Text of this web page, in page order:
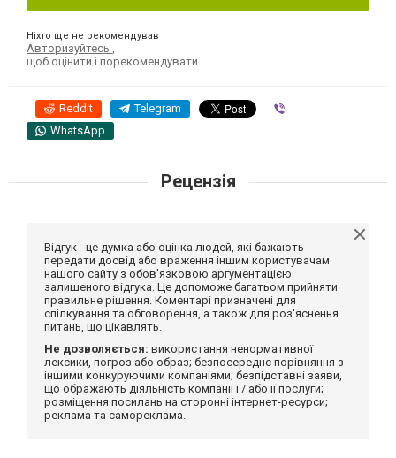
Ніхто ще не рекомендував
Авторизуйтесь
щоб оцінити і порекомендувати
Reddit Telegram
WhatsApp
Рецензія
Відгук - це думка або оцінка людей, які бажають
передати досвід або враження іншим користувачам
нашого сайту з обов'язковою аргументацією
залишеного відгука. Це допоможе багатьом прийняти
правильне рішення. Коментарі призначені для
спілкування та обговорення, а також для роз'яснення
питань, що цікавлять.
Не дозволяється: використання ненормативної
лексики, погроз або образ; безпосереднє порівняння з
іншими конкуруючими компаніями; безпідставні заяви,
що ображають діяльність компанії і / або її послуги;
розміщення посилань на сторонні інтернет-ресурси;
реклама та самореклама.